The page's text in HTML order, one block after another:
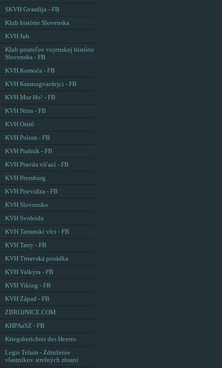
SKVH Gvardija - FB
Klub histórie Slovenska
KVH Juh
Klub priateľov vojenskej histórie
Slovenska - FB
KVH Komoča - FB
KVH Krasnogvardejci - FB
KVH Mor Ho! - FB
KVH Nitra - FB
KVH Ostrô
KVH Polom - FB
KVH Prašník - FB
KVH Pravda víťazí - FB
KVH Pressburg
KVH Prievidza - FB
KVH Slovensko
KVH Svoboda
KVH Tatranskí vlci - FB
KVH Tatry - FB
KVH Trnavská posádka
KVH Valkýra - FB
KVH Viking - FB
KVH Západ - FB
ZBROJNICE.COM
KHPAaSZ - FB
Kriegsberichter des Heeres
Legis Telum - Združenie
vlastníkov strelných zbraní